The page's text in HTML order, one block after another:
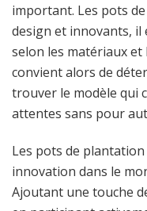
important. Les pots
design et innovants, il
selon les matériaux
convient alors de
trouver le modèle qui
attentes sans pour
Les pots de
innovation dans le
Ajoutant une touche